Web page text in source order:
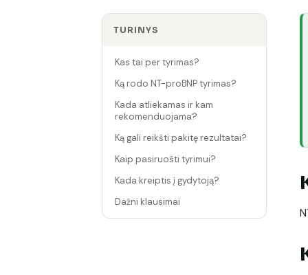
TURINYS
Kas tai per tyrimas?
Ką rodo NT-proBNP tyrimas?
Kada atliekamas ir kam
rekomenduojama?
Ką gali reikšti pakitę rezultatai?
Kaip pasiruošti tyrimui?
Kada kreiptis į gydytoją?
Dažni klausimai